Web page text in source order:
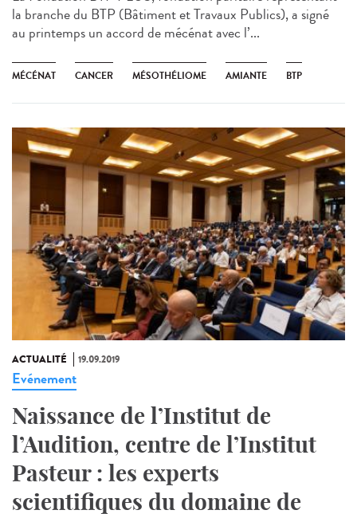
la branche du BTP (Bâtiment et Travaux Publics), a signé
au printemps un accord de mécénat avec l’...
MÉCÉNAT CANCER MÉSOTHÉLIOME AMIANTE BTP
ACTUALITÉ 19.09.2019
Evénement
Naissance de l’Institut de
l’Audition, centre de l’Institut
Pasteur : les experts
scientifiques du domaine de